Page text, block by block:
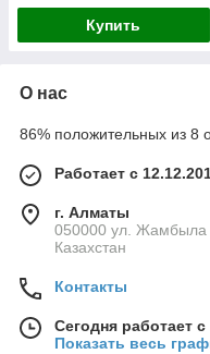
Купить
О нас
86% положительных из 8
Работает с
г. Алматы
050000 ул. Жамбыла
Казахстан
Контакты
Сегодня работает
Показать весь